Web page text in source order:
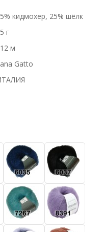
кидмохер, 25% шёлк
г
м
Gatto